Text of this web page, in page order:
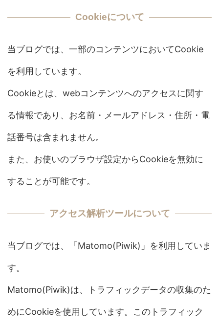
Cookieについて
当ブログでは、一部のコンテンツにおいてCookie
を利用しています。
Cookieとは、webコンテンツへのアクセスに関す
る情報であり、お名前・メールアドレス・住所・電
話番号は含まれません。
また、お使いのブラウザ設定からCookieを無効に
することが可能です。
アクセス解析ツールについて
当ブログでは、「Matomo(Piwik)」を利用していま
す。
Matomo(Piwik)は、トラフィックデータの収集のた
めにCookieを使用しています。このトラフィック